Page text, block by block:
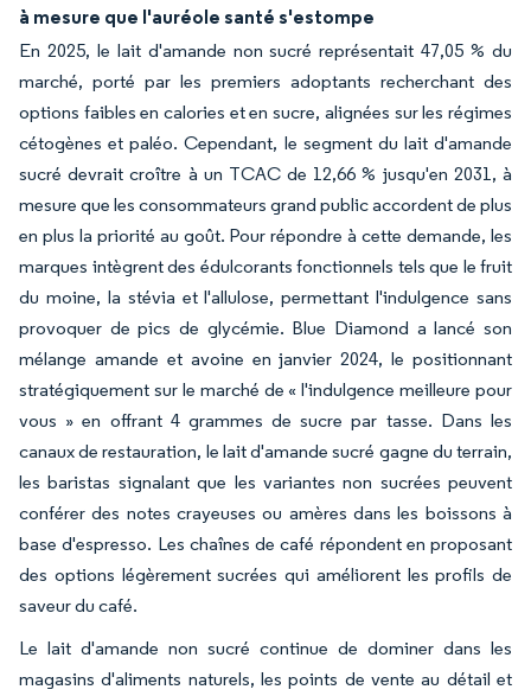
à mesure que l'auréole santé s'estompe
En 2025, le lait d'amande non sucré représentait 47,05 % du
marché, porté par les premiers adoptants recherchant des
options faibles en calories et en sucre, alignées sur les régimes
cétogènes et paléo. Cependant, le segment du lait d'amande
sucré devrait croître à un TCAC de 12,66 % jusqu'en 2031, à
mesure que les consommateurs grand public accordent de plus
en plus la priorité au goût. Pour répondre à cette demande, les
marques intègrent des édulcorants fonctionnels tels que le fruit
du moine, la stévia et l'allulose, permettant l'indulgence sans
provoquer de pics de glycémie. Blue Diamond a lancé son
mélange amande et avoine en janvier 2024, le positionnant
stratégiquement sur le marché de « l'indulgence meilleure pour
vous » en offrant 4 grammes de sucre par tasse. Dans les
canaux de restauration, le lait d'amande sucré gagne du terrain,
les baristas signalant que les variantes non sucrées peuvent
conférer des notes crayeuses ou amères dans les boissons à
base d'espresso. Les chaînes de café répondent en proposant
des options légèrement sucrées qui améliorent les profils de
saveur du café.
Le lait d'amande non sucré continue de dominer dans les
magasins d'aliments naturels, les points de vente au détail et